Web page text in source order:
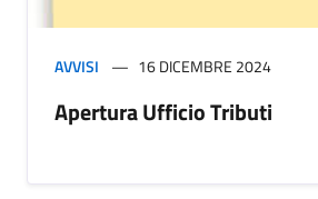
AVVISI 16 DICEMBRE 2024
Apertura Ufficio Tributi